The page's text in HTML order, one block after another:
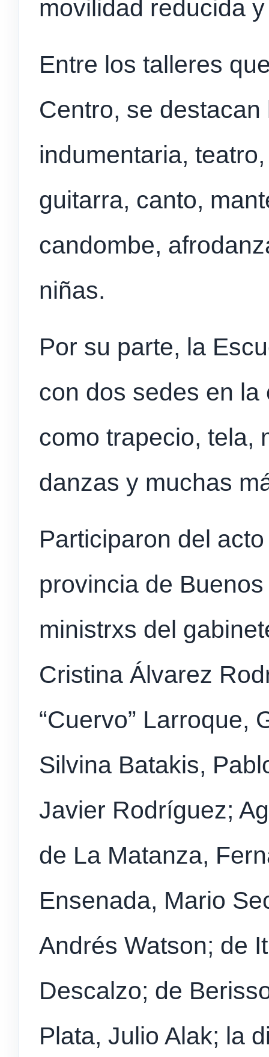
movilidad reducida
Entre los talleres
Centro, se
indumentaria,
guitarra, canto,
candombe,
niñas.
Por su parte, la
con dos sedes en
como trapecio, tela,
danzas y muchas
Participaron del
provincia de
ministrxs del
Cristina Álvarez
“Cuervo” Larroque,
Silvina Batakis,
Javier Rodríguez;
de La Matanza,
Ensenada, Mario
Andrés Watson; de
Descalzo; de
Plata, Julio Alak; la